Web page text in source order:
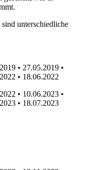
unterschiedliche
• 27.05.2019 •
• 18.06.2022
• 10.06.2023 •
• 18.07.2023